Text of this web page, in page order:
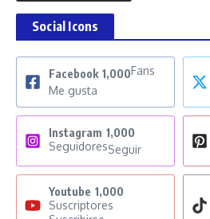
Social Icons
Facebook 1,000Fans
Me gusta
Instagram 1,000
SeguidoresSeguir
Youtube 1,000
Suscriptores